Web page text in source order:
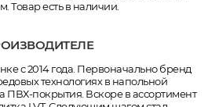
Товар есть в наличии.
с 2014 года. Первоначально бренд
технологиях в напольной
ПВХ-покрытия. Вскоре в ассортимент